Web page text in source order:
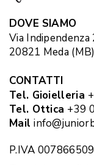
DOVE SIAMO
Via Indipendenza
20821 Meda
CONTATTI
Tel. Gioielleria
Tel. Ottica +39
Mail
P.IVA